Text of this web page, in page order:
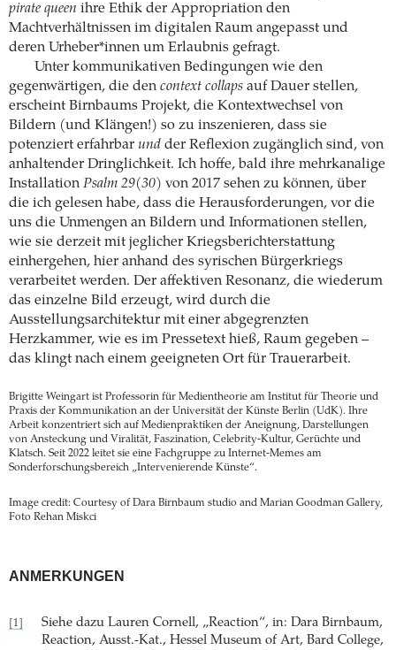
pirate queen ihre Ethik der Appropriation den
Machtverhältnissen im digitalen Raum angepasst und
deren Urheber*innen um Erlaubnis gefragt.
Unter kommunikativen Bedingungen wie den
gegenwärtigen, die den context collaps auf Dauer stellen,
erscheint Birnbaums Projekt, die Kontextwechsel von
Bildern (und Klängen!) so zu inszenieren, dass sie
potenziert erfahrbar und der Reflexion zugänglich sind, von
anhaltender Dringlichkeit. Ich hoffe, bald ihre mehrkanalige
Installation Psalm 29(30) von 2017 sehen zu können, über
die ich gelesen habe, dass die Herausforderungen, vor die
uns die Unmengen an Bildern und Informationen stellen,
wie sie derzeit mit jeglicher Kriegsberichterstattung
einhergehen, hier anhand des syrischen Bürgerkriegs
verarbeitet werden. Der affektiven Resonanz, die wiederum
das einzelne Bild erzeugt, wird durch die
Ausstellungsarchitektur mit einer abgegrenzten
Herzkammer, wie es im Pressetext hieß, Raum gegeben –
das klingt nach einem geeigneten Ort für Trauerarbeit.
Brigitte Weingart ist Professorin für Medientheorie am Institut für Theorie und
Praxis der Kommunikation an der Universität der Künste Berlin (UdK). Ihre
Arbeit konzentriert sich auf Medienpraktiken der Aneignung, Darstellungen
von Ansteckung und Viralität, Faszination, Celebrity-Kultur, Gerüchte und
Klatsch. Seit 2022 leitet sie eine Fachgruppe zu Internet-Memes am
Sonderforschungsbereich „Intervenierende Künste“.
Image credit: Courtesy of Dara Birnbaum studio and Marian Goodman Gallery,
Foto Rehan Miskci
ANMERKUNGEN
[1]
Siehe dazu Lauren Cornell, „Reaction“, in: Dara Birnbaum,
Reaction, Ausst.-Kat., Hessel Museum of Art, Bard College,